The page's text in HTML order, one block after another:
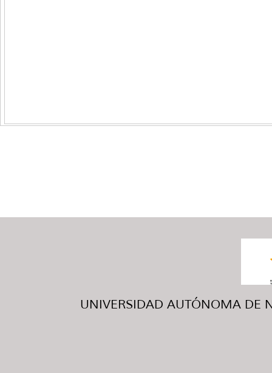
UNIVERSIDAD AUTÓNOMA DE